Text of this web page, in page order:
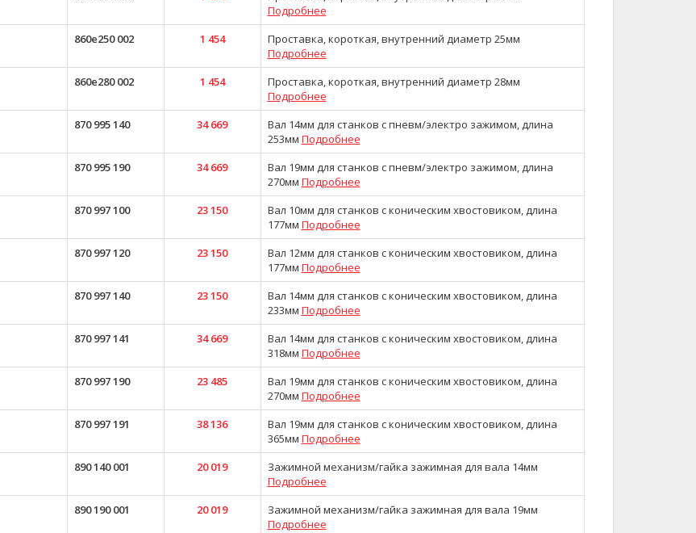
Подробнее
860e250 002
1 454
Проставка, короткая, внутренний диаметр 25мм
Подробнее
860e280 002
1 454
Проставка, короткая, внутренний диаметр 28мм
Подробнее
870 995 140
34 669
Вал 14мм для станков с пневм/электро зажимом, длина
253мм Подробнее
870 995 190
34 669
Вал 19мм для станков с пневм/электро зажимом, длина
270мм Подробнее
870 997 100
23 150
Вал 10мм для станков с коническим хвостовиком, длина
177мм Подробнее
870 997 120
23 150
Вал 12мм для станков с коническим хвостовиком, длина
177мм Подробнее
870 997 140
23 150
Вал 14мм для станков с коническим хвостовиком, длина
233мм Подробнее
870 997 141
34 669
Вал 14мм для станков с коническим хвостовиком, длина
318мм Подробнее
870 997 190
23 485
Вал 19мм для станков с коническим хвостовиком, длина
270мм Подробнее
870 997 191
38 136
Вал 19мм для станков с коническим хвостовиком, длина
365мм Подробнее
890 140 001
20 019
Зажимной механизм/гайка зажимная для вала 14мм
Подробнее
890 190 001
20 019
Зажимной механизм/гайка зажимная для вала 19мм
Подробнее